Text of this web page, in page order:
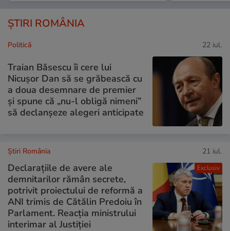
ȘTIRI ROMÂNIA
Politică 22 iul.
Traian Băsescu îi cere lui
Nicușor Dan să se grăbească cu
a doua desemnare de premier
și spune că „nu-l obligă nimeni”
să declanșeze alegeri anticipate
Exclusiv
Știri România 21 iul.
Declarațiile de avere ale
demnitarilor rămân secrete,
potrivit proiectului de reformă a
ANI trimis de Cătălin Predoiu în
Parlament. Reacția ministrului
interimar al Justiției